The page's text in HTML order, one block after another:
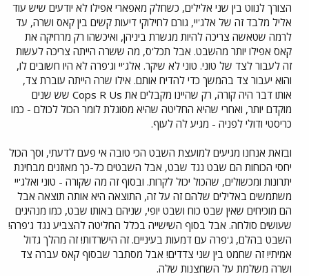
הצורך לנווט בין שני אלילים, כשחלק מאפארי אפילו לא יודעים שיש עוד
אליל מלבד זה של אלג'יי, גורם לחילוקי דיעות קשים בין קאס ושרה, עד
לרמה שטאשה צריכה להיות מגשרת ביניהן, ואיכשהו רק מרחיקה את
קאס אפילו יותר מהשבט. אבל תכל'ס, מה ששרה הייתה צריכה לעשות
זה לעבור לצד של טוני. טוני לא שיקר. אלג'יי וג'פרה לא היו חשובים לו,
והוא יעבור צד בהמשך כדי להדיח אותם. אילו שרה הייתה עוברת צד,
אותו דבר היה קורה, רק שהיינו מקבלים את Cops R Us שש שנים
מוקדם יותר, ואחרי שהיא החליטה שהיא מסוגלת לומר הכול לכולם - כמו
כריסטי ודולי לפניה - מגיע לה לעוף.
ובזאת אנחנו מגיעים למועצת השבט הכי טובה אי פעם לדעתי, וסך הכול
יחסי הכוחות הם שבט נגד שבט, אבל השבטים כל-כך מאוזנים מבחינת
יתרונות ומכשולים, שהכול יכול לקרות. ובסוף זה מה שקורה - טוני ואלג'יי
משתמשים באלילים שלהם זה על זה, התוצאה היא אותה תוצאה אבל
הם מוכיחים שאין שבט כוח ושבט יופי, שניהם באותו שבט, כמו מנהיגים
שעושים סולחה. אבל בסוף השישייה בכלל החליטה להצביע נגד ג'פרה!
השבט בהלם, ג'פרה עם דמעות בעיניים. זה הישרדות! זה מהלך גדול
אמיתי! זה שחמט בין שני צדדים! אבל מסתבר שבסוף קאס עברה צד
ושרה משלמת על השחצנות שלה.